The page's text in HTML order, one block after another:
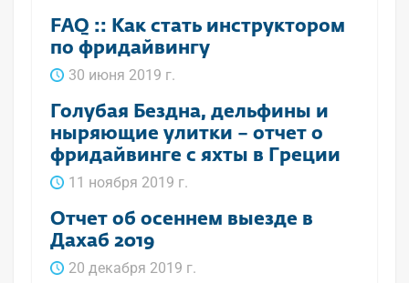
FAQ :: Как стать инструктором
по фридайвингу
30 июня 2019 г.
Голубая Бездна, дельфины и
ныряющие улитки – отчет о
фридайвинге с яхты в Греции
11 ноября 2019 г.
Отчет об осеннем выезде в
Дахаб 2019
20 декабря 2019 г.